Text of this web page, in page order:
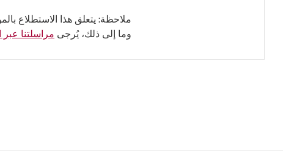
ملاحظة: يتعلق هذا الاستطلاع
وما إلى ذلك، يُرجى مراسلتنا عبر